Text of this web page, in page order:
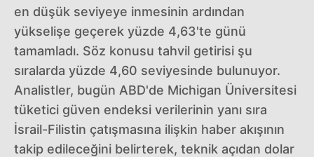
en düşük seviyeye inmesinin ardından
yükselişe geçerek yüzde 4,63'te günü
tamamladı. Söz konusu tahvil getirisi şu
sıralarda yüzde 4,60 seviyesinde bulunuyor.
Analistler, bugün ABD'de Michigan Üniversitesi
tüketici güven endeksi verilerinin yanı sıra
İsrail-Filistin çatışmasına ilişkin haber akışının
takip edileceğini belirterek, teknik açıdan dolar